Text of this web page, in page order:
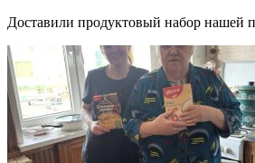
Доставили продуктовый набор нашей